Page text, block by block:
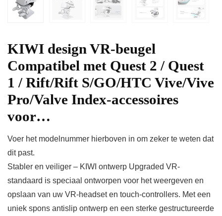
KIWI design VR-beugel
Compatibel met Quest 2 / Quest
1 / Rift/Rift S/GO/HTC Vive/Vive
Pro/Valve Index-accessoires
voor…
Voer het modelnummer hierboven in om zeker te weten dat
dit past.
Stabler en veiliger – KIWI ontwerp Upgraded VR-
standaard is speciaal ontworpen voor het weergeven en
opslaan van uw VR-headset en touch-controllers. Met een
uniek spons antislip ontwerp en een sterke gestructureerde